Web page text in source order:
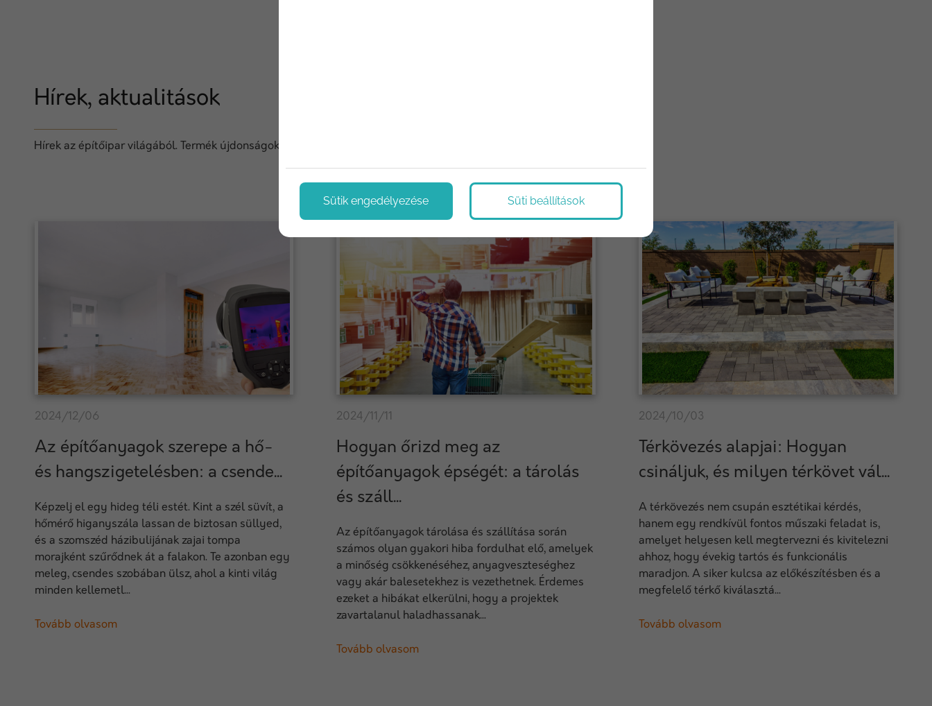
Hírek, aktualitások
Hírek az építőipar világából. Termék újdonságok, technológiák, újítások. Megoldások, tippek és trükkök.
2024/12/06
Az építőanyagok szerepe a hő-
és hangszigetelésben: a csende...
Képzelj el egy hideg téli estét. Kint a szél süvít, a
hőmérő higanyszála lassan de biztosan süllyed,
és a szomszéd házibulijának zajai tompa
morajként szűrődnek át a falakon. Te azonban egy
meleg, csendes szobában ülsz, ahol a kinti világ
minden kellemetl...
Tovább olvasom
2024/11/11
Hogyan őrizd meg az
építőanyagok épségét: a tárolás
és száll...
Az építőanyagok tárolása és szállítása során
számos olyan gyakori hiba fordulhat elő, amelyek
a minőség csökkenéséhez, anyagveszteséghez
vagy akár balesetekhez is vezethetnek. Érdemes
ezeket a hibákat elkerülni, hogy a projektek
zavartalanul haladhassanak...
Tovább olvasom
2024/10/03
Térkövezés alapjai: Hogyan
csináljuk, és milyen térkövet vál...
A térkövezés nem csupán esztétikai kérdés,
hanem egy rendkívül fontos műszaki feladat is,
amelyet helyesen kell megtervezni és kivitelezni
ahhoz, hogy évekig tartós és funkcionális
maradjon. A siker kulcsa az előkészítésben és a
megfelelő térkő kiválasztá...
Tovább olvasom
Sütik engedélyezése Süti beállítások